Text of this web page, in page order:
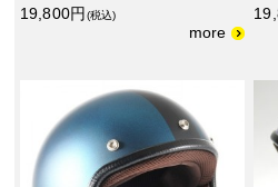
19,800円 (税込)